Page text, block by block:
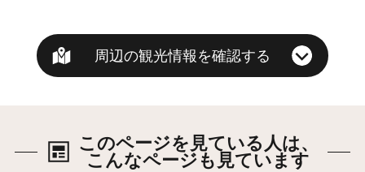
周辺の観光情報を確認する
このページを見ている人は、
こんなページも見ています